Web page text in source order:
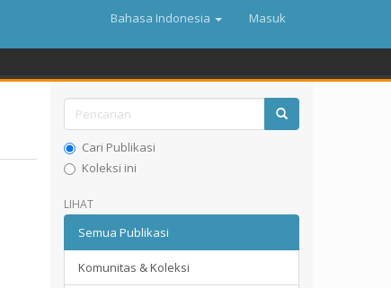
Bahasa Indonesia Masuk
Cari Publikasi
Koleksi ini
LIHAT
Semua Publikasi
Komunitas & Koleksi